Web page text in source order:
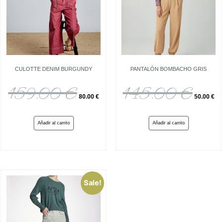
CULOTTE DENIM BURGUNDY
159.00€ 80.00 €
Añadir al carrito
PANTALÓN BOMBACHO GRIS
145.00€ 50.00 €
Añadir al carrito
Sale!